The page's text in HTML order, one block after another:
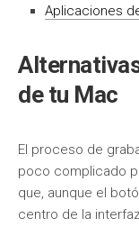
Aplicaciones
de tu Mac
El proceso de
poco complicado
que, aunque el
centro de la